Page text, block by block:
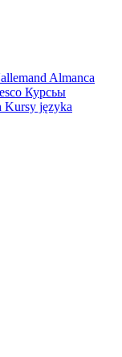
Almanca
Курсьы
Kursy języka